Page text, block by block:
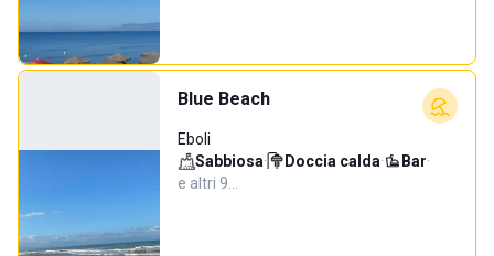
Blue Beach
Eboli
Sabbiosa· Doccia calda· Bar·
e altri 9…